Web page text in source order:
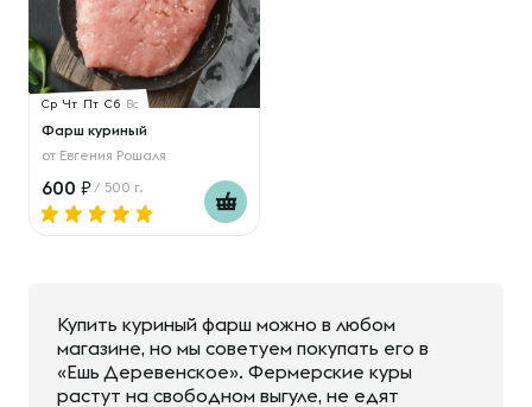
Ср Чт Пт Сб Вс
Фарш куриный
от Евгения Рошаля
600 / 500 г.
Купить куриный фарш можно в любом
магазине, но мы советуем покупать его в
«Ешь Деревенское». Фермерские куры
растут на свободном выгуле, не едят